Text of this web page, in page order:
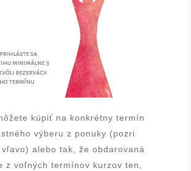
H
J
kúpiť na konkrétny termín
výberu z ponuky (pozri
alebo tak, že obdarovaná
z voľných termínov kurzov ten,